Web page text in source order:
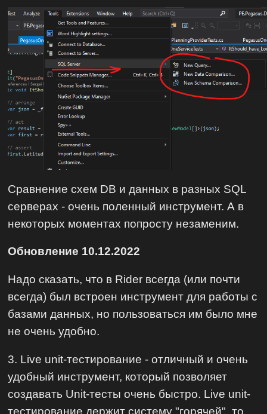
Сравнение схем DB и данных в разных SQL
серверах - очень поленный инструмент. А в
некоторых моментах попросту незаменим.
Обновление 10.12.2022
Надо сказать, что в Rider всегда (или почти
всегда) был встроен инструмент для работы с
базами данных, но пользоваться им было мне
не очень удобно.
3. Live unit-тестирование - отличный и очень
удобный инструмент, который позволяет
создавать Unit-тесты очень быстро. Live unit-
тестирование держит систему "горячей", то